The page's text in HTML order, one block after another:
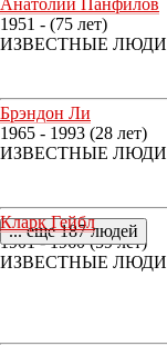
1951 - (75 лет)
ИЗВЕСТНЫЕ ЛЮДИ
Брэндон Ли
1965 - 1993 (28 лет)
ИЗВЕСТНЫЕ ЛЮДИ
Кларк Гейбл
1901 - 1960 (59 лет)
ИЗВЕСТНЫЕ ЛЮДИ
... еще 187 людей